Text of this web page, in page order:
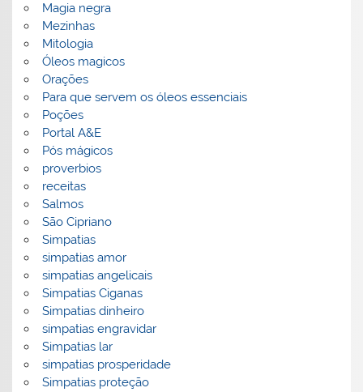
Magia negra
Mezinhas
Mitologia
Óleos magicos
Orações
Para que servem os óleos essenciais
Poções
Portal A&E
Pós mágicos
proverbios
receitas
Salmos
São Cipriano
Simpatias
simpatias amor
simpatias angelicais
Simpatias Ciganas
Simpatias dinheiro
simpatias engravidar
Simpatias lar
simpatias prosperidade
Simpatias proteção